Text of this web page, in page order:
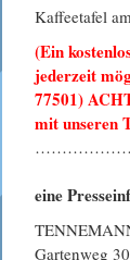
Kaffeetafel
(Ein
jederzeit
77501)
mit unseren
eine
Gartenweg